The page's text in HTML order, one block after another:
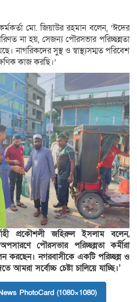
কর্মকর্তা মো. জিয়াউর রহমান বলেন, ‘ঈদের
না হয়, সেজন্য পৌরসভার পরিচ্ছন্নতা
নাগরিকদের সুস্থ ও স্বাস্থ্যসম্মত পরিবেশ
কাজ করছি।’
প্রকৌশলী জহিরুল ইসলাম বলেন,
পৌরসভার পরিচ্ছন্নতা কর্মীরা
করছেন। নগরবাসীকে একটি পরিচ্ছন্ন ও
সর্বোচ্চ চেষ্টা চালিয়ে যাচ্ছি।’
PhotoCard (1080×1080)